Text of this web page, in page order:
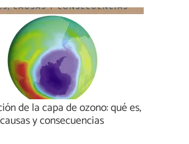
de la capa de ozono: qué es,
causas y consecuencias